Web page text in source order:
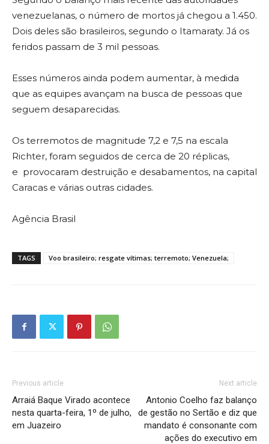
venezuelanas, o número de mortos já chegou a 1.450.
Dois deles são brasileiros, segundo o Itamaraty. Já os
feridos passam de 3 mil pessoas.
Esses números ainda podem aumentar, à medida
que as equipes avançam na busca de pessoas que
seguem desaparecidas.
Os terremotos de magnitude 7,2 e 7,5 na escala
Richter, foram seguidos de cerca de 20 réplicas,
e provocaram destruição e desabamentos, na capital
Caracas e várias outras cidades.
Agência Brasil
TAGS Voo brasileiro; resgate vítimas; terremoto; Venezuela;
Previous article
Arraiá Baque Virado acontece
nesta quarta-feira, 1º de julho,
em Juazeiro
Next article
Antonio Coelho faz balanço
de gestão no Sertão e diz que
mandato é consonante com
ações do executivo em